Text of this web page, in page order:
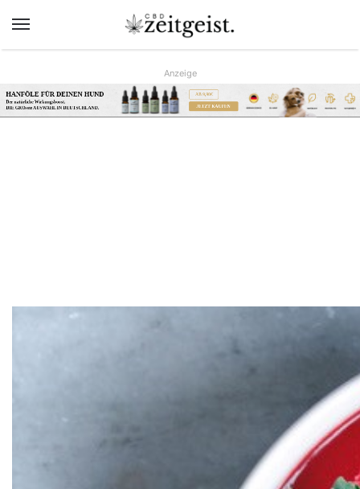
Menü
Anzeige
HANFÖLE FÜR DEINEN HUND
Der natürliche Wirkungsboost.
DIE GRÖsste AUSWAHL IN DEUTSCHLAND.
AB 9,90€
JETZT KAUFEN
www.hunreys.de